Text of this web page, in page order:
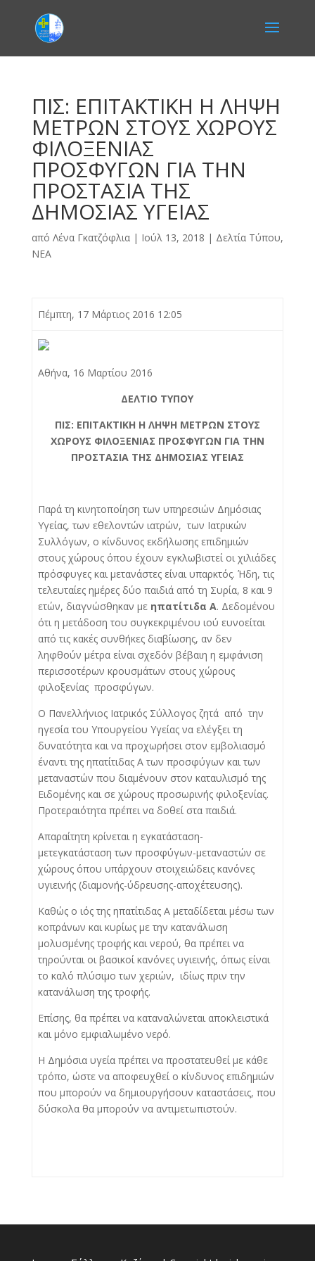
ΠΙΣ: ΕΠΙΤΑΚΤΙΚΗ Η ΛΗΨΗ
ΜΕΤΡΩΝ ΣΤΟΥΣ ΧΩΡΟΥΣ
ΦΙΛΟΞΕΝΙΑΣ
ΠΡΟΣΦΥΓΩΝ ΓΙΑ ΤΗΝ
ΠΡΟΣΤΑΣΙΑ ΤΗΣ
ΔΗΜΟΣΙΑΣ ΥΓΕΙΑΣ
από Λένα Γκατζόφλια| Ιούλ 13, 2018 | Δελτία Τύπου,
ΝΕΑ
Πέμπτη, 17 Μάρτιος 2016 12:05
Αθήνα, 16 Μαρτίου 2016
ΔΕΛΤΙΟ ΤΥΠΟΥ
ΠΙΣ: ΕΠΙΤΑΚΤΙΚΗ Η ΛΗΨΗ ΜΕΤΡΩΝ ΣΤΟΥΣ
ΧΩΡΟΥΣ ΦΙΛΟΞΕΝΙΑΣ ΠΡΟΣΦΥΓΩΝ ΓΙΑ ΤΗΝ
ΠΡΟΣΤΑΣΙΑ ΤΗΣ ΔΗΜΟΣΙΑΣ ΥΓΕΙΑΣ
Παρά τη κινητοποίηση των υπηρεσιών Δημόσιας
Υγείας, των εθελοντών ιατρών, των Ιατρικών
Συλλόγων, ο κίνδυνος εκδήλωσης επιδημιών
στους χώρους όπου έχουν εγκλωβιστεί οι χιλιάδες
πρόσφυγες και μετανάστες είναι υπαρκτός. Ήδη, τις
τελευταίες ημέρες δύο παιδιά από τη Συρία, 8 και 9
ετών, διαγνώσθηκαν με ηπατίτιδα Α. Δεδομένου
ότι η μετάδοση του συγκεκριμένου ιού ευνοείται
από τις κακές συνθήκες διαβίωσης, αν δεν
ληφθούν μέτρα είναι σχεδόν βέβαιη η εμφάνιση
περισσοτέρων κρουσμάτων στους χώρους
φιλοξενίας προσφύγων.
Ο Πανελλήνιος Ιατρικός Σύλλογος ζητά από την
ηγεσία του Υπουργείου Υγείας να ελέγξει τη
δυνατότητα και να προχωρήσει στον εμβολιασμό
έναντι της ηπατίτιδας Α των προσφύγων και των
μεταναστών που διαμένουν στον καταυλισμό της
Ειδομένης και σε χώρους προσωρινής φιλοξενίας.
Προτεραιότητα πρέπει να δοθεί στα παιδιά.
Απαραίτητη κρίνεται η εγκατάσταση-
μετεγκατάσταση των προσφύγων-μεταναστών σε
χώρους όπου υπάρχουν στοιχειώδεις κανόνες
υγιεινής (διαμονής-ύδρευσης-αποχέτευσης).
Καθώς ο ιός της ηπατίτιδας Α μεταδίδεται μέσω των
κοπράνων και κυρίως με την κατανάλωση
μολυσμένης τροφής και νερού, θα πρέπει να
τηρούνται οι βασικοί κανόνες υγιεινής, όπως είναι
το καλό πλύσιμο των χεριών, ιδίως πριν την
κατανάλωση της τροφής.
Επίσης, θα πρέπει να καταναλώνεται αποκλειστικά
και μόνο εμφιαλωμένο νερό.
H Δημόσια υγεία πρέπει να προστατευθεί με κάθε
τρόπο, ώστε να αποφευχθεί ο κίνδυνος επιδημιών
που μπορούν να δημιουργήσουν καταστάσεις, που
δύσκολα θα μπορούν να αντιμετωπιστούν.